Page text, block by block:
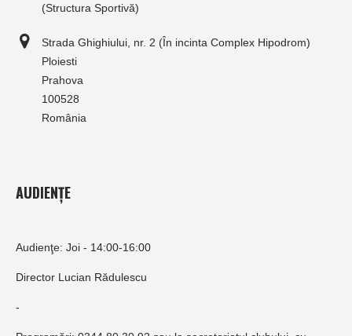
(Structura Sportivă)
Strada Ghighiului, nr. 2 (În incinta Complex Hipodrom)
Ploiesti
Prahova
100528
România
AUDIENȚE
Audienţe: Joi - 14:00-16:00
Director Lucian Rădulescu
-